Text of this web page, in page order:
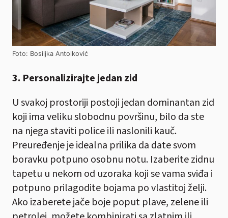
Foto: Bosiljka Antolković
3. Personalizirajte jedan zid
U svakoj prostoriji postoji jedan dominantan zid
koji ima veliku slobodnu površinu, bilo da ste
na njega staviti police ili naslonili kauč.
Preuređenje je idealna prilika da date svom
boravku potpuno osobnu notu. Izaberite zidnu
tapetu u nekom od uzoraka koji se vama sviđa i
potpuno prilagodite bojama po vlastitoj želji.
Ako izaberete jače boje poput plave, zelene ili